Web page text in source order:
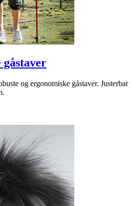
gåstaver
og ergonomiske gåstaver. Justerbar